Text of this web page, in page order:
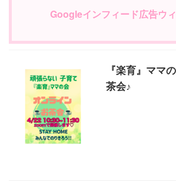
Googleインフィード広告ウ
『楽育』ママ
茶会♪